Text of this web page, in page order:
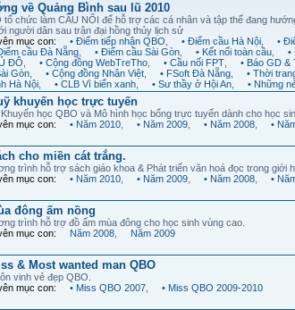
về Quảng Bình sau lũ 2010
tổ chức làm CẦU NỐI để hỗ trợ các cá nhân và tập thể đang
người dân sau trận đại hồng thủy lịch sử
mục con:
• Điểm tiếp nhận QBO • Điểm cầu Hà Nội •
cầu Đà Nẵng
• Điểm cầu Sài Gòn • Kết nối toàn cầu •
ĐÔ
• Cộng đồng WebTreTho • Cầu nối FPT • Báo GD &
Gòn
• Cộng đồng Nhân Việt • FSoft Đà Nẵng • Thời
Hà Nội
• CLB Vì biển xanh • Sư thầy ở Hội An • Những
khuyến học trực tuyến
học QBO và Mô hình học bổng trực tuyến dành cho học
mục con:
• Năm 2010 • Năm 2009 • Năm 2008 •
cho miền cát trắng.
trình hỗ trợ sách giáo khoa & Phát triển văn hoá đọc trong giới
mục con:
• Năm 2010 • Năm 2009 • Năm 2008 •
đông ấm nồng
trình hỗ trợ đồ ấm mùa đông cho học sinh vùng cao.
mục con:
Năm 2008 Năm 2009
& Most wanted man QBO
vinh vẻ đẹp QBO.
mục con:
• Miss QBO 2007 • Miss QBO 2009-2010